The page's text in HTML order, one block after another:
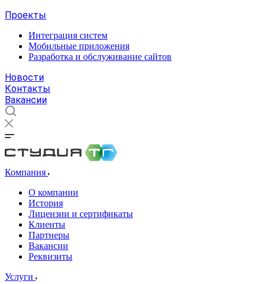
Проекты
Интеграция систем
Мобильные приложения
Разработка и обслуживание сайтов
Новости
Контакты
Вакансии
Компания
О компании
История
Лицензии и сертификаты
Клиенты
Партнеры
Вакансии
Реквизиты
Услуги